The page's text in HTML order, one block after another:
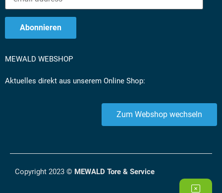
MEWALD WEBSHOP
Aktuelles direkt aus unserem Online Shop:
Zum Webshop wechseln
Copyright 2023 © MEWALD Tore & Service